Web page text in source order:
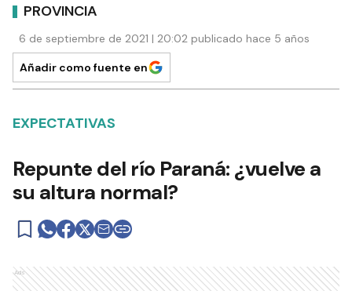
PROVINCIA
6 de septiembre de 2021 | 20:02 publicado hace 5 años
Añadir como fuente en
EXPECTATIVAS
Repunte del río Paraná: ¿vuelve a
su altura normal?
Ads